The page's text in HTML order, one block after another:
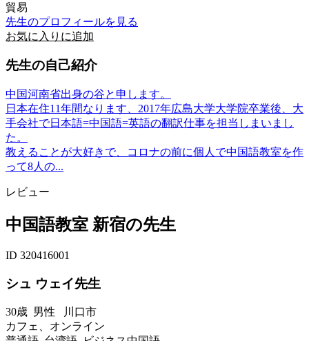
貿易
先生のプロフィールを見る
お気に入りに追加
先生の自己紹介
中国河南省出身の谷と申します。
日本在住11年間なります、2017年広島大学大学院卒業後、大
手会社で日本語=中国語=英語の翻訳仕事を担当しまいまし
た。
教えることが大好きで、コロナの前に個人で中国語教室を作
って8人の...
レビュー
中国語教室 新宿の先生
ID 320416001
シュ ウェイ先生
30歳 男性 川口市
カフェ、オンライン